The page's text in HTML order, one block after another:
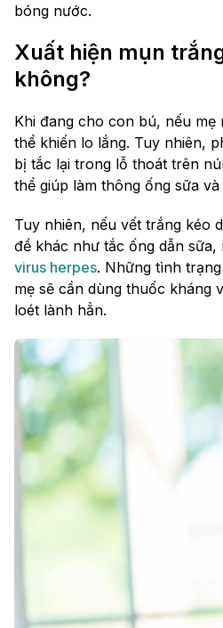
bóng nước.
Xuất hiện mụn
không?
Khi đang cho con bú, nếu
thể khiến lo lắng. Tuy nhiên,
bị tắc lại trong lỗ thoát trên
thể giúp làm thông ống sữa
Tuy nhiên, nếu vết trắng kéo
đề khác như tắc ống dẫn
virus herpes. Những tình
mẹ sẽ cần dùng thuốc kháng
loét lành hẳn.